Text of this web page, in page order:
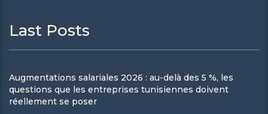
Last Posts
Augmentations salariales 2026 : au-delà des 5 %, les
questions que les entreprises tunisiennes doivent
réellement se poser